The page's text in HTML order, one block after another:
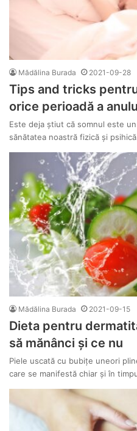
Mădălina Burada 2021-09-28
Tips and tricks
orice perioadă a
Este deja știut că somnul este
sănătatea noastră fizică și
Mădălina Burada 2021-09-15
Dieta pentru
să mănânci și ce nu
Piele uscată cu bubițe uneori
care se manifestă chiar și în